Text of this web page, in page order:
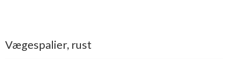
Vægespalier, rust